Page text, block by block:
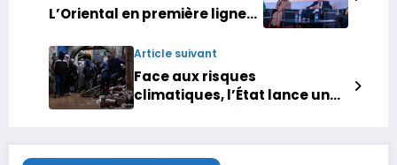
L’Oriental en première ligne
l’innovationArticle suivant
Face aux risques
climatiques, l’État lance une
inondations